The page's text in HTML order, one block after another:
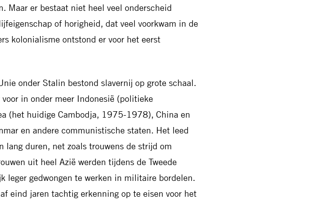
Maar er bestaat niet heel veel onderscheid
of horigheid, dat veel voorkwam in de
kolonialisme ontstond er voor het eerst
onder Stalin bestond slavernij op grote schaal.
in onder meer Indonesië (politieke
(het huidige Cambodja, 1975-1978), China en
en andere communistische staten. Het leed
lang duren, net zoals trouwens de strijd om
uit heel Azië werden tijdens de Tweede
leger gedwongen te werken in militaire bordelen.
eind jaren tachtig erkenning op te eisen voor het